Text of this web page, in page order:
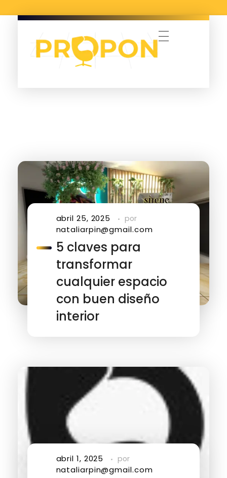
abril 25, 2025 por
nataliarpin@gmail.com
5 claves para
transformar
cualquier espacio
con buen diseño
interior
abril 1, 2025 por
nataliarpin@gmail.com